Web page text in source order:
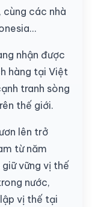
cùng các nhà
nhận được
hàng tại Việt
tranh sòng
thế giới.
lên trở
từ năm
vững vị thế
nước,
vị thế tại